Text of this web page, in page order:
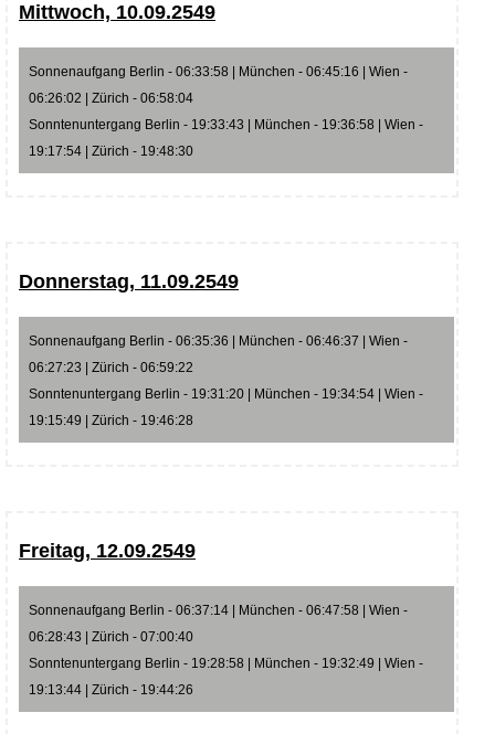
Mittwoch, 10.09.2549
Sonnenaufgang Berlin - 06:33:58 | München - 06:45:16 | Wien -
06:26:02 | Zürich - 06:58:04
Sonntenuntergang Berlin - 19:33:43 | München - 19:36:58 | Wien -
19:17:54 | Zürich - 19:48:30
Donnerstag, 11.09.2549
Sonnenaufgang Berlin - 06:35:36 | München - 06:46:37 | Wien -
06:27:23 | Zürich - 06:59:22
Sonntenuntergang Berlin - 19:31:20 | München - 19:34:54 | Wien -
19:15:49 | Zürich - 19:46:28
Freitag, 12.09.2549
Sonnenaufgang Berlin - 06:37:14 | München - 06:47:58 | Wien -
06:28:43 | Zürich - 07:00:40
Sonntenuntergang Berlin - 19:28:58 | München - 19:32:49 | Wien -
19:13:44 | Zürich - 19:44:26